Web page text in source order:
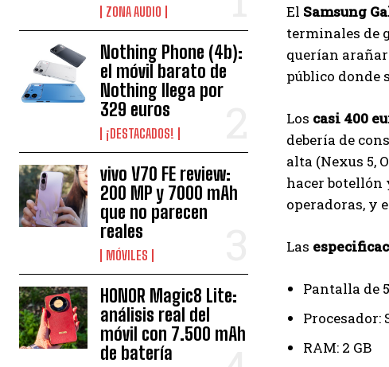
ZONA AUDIO
Nothing Phone (4b):
el móvil barato de
Nothing llega por
329 euros
¡DESTACADOS!
vivo V70 FE review:
200 MP y 7000 mAh
que no parecen
reales
MÓVILES
HONOR Magic8 Lite:
análisis real del
móvil con 7.500 mAh
de batería
El Samsung
terminales de
querían
público donde
Los casi 400
debería de
alta (Nexus 5,
hacer botellón
operadoras, y
Las
Pantalla de
Procesador:
RAM: 2 GB